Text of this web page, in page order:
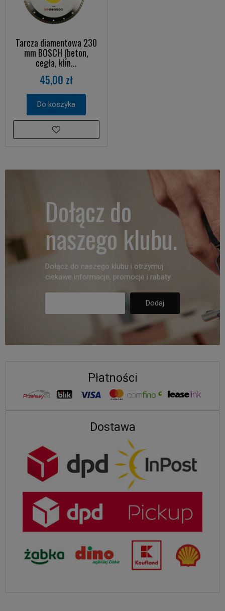
Tarcza diamentowa 230
mm BOSCH (beton,
cegła, klin...
45,00 zł
Do koszyka
Dołącz do
naszego klubu.
Dołącz do naszego klubu i otrzymuj
ciekawe informacje, promocje i rabaty.
Płatności
Dostawa